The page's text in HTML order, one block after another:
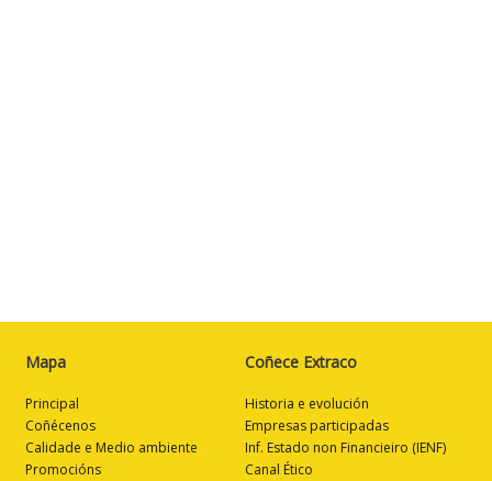
Mapa
Principal
Coñécenos
Calidade e Medio ambiente
Promocións
Coñece Extraco
Historia e evolución
Empresas participadas
Inf. Estado non Financieiro (IENF)
Canal Ético